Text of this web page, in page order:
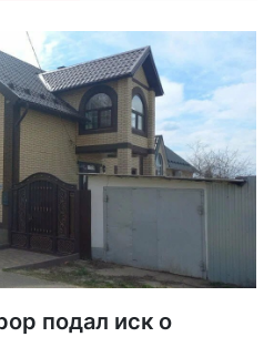
подал иск о